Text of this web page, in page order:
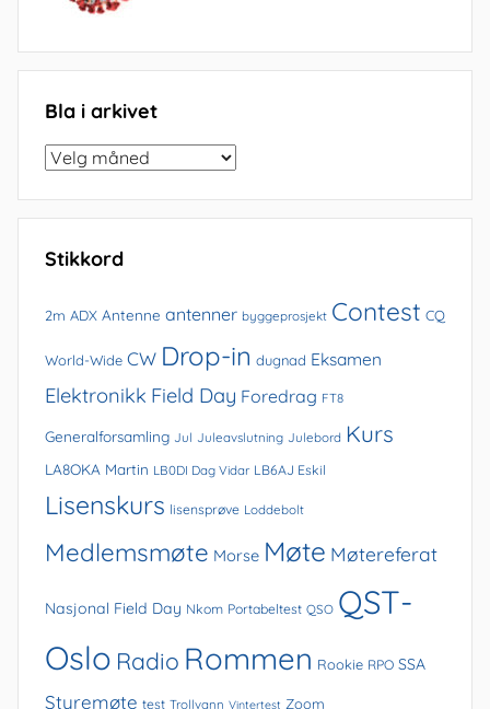
Bla i arkivet
Bla
arkivet
Stikkord
2m ADX Antenne antenner byggeprosjekt Contest CQ
World-Wide CW Drop-in dugnad Eksamen
Elektronikk Field Day Foredrag FT8
Generalforsamling Jul Juleavslutning Julebord Kurs
LA8OKA Martin LB0DI Dag Vidar LB6AJ Eskil
Lisenskurs lisensprøve Loddebolt
Medlemsmøte Morse Møte Møtereferat
Nasjonal Field Day Nkom Portabeltest QSO QST-
Oslo Radio Rommen Rookie RPO SSA
Styremøte test Trollvann Vintertest Zoom